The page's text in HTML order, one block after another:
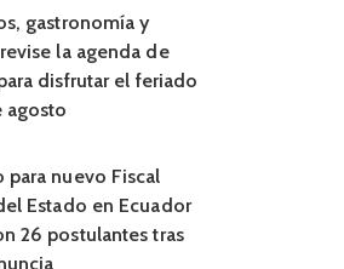
gastronomía y
la agenda de
disfrutar el feriado
agosto
para nuevo Fiscal
Estado en Ecuador
26 postulantes tras